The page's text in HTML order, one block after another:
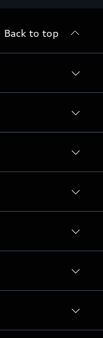
Back to top